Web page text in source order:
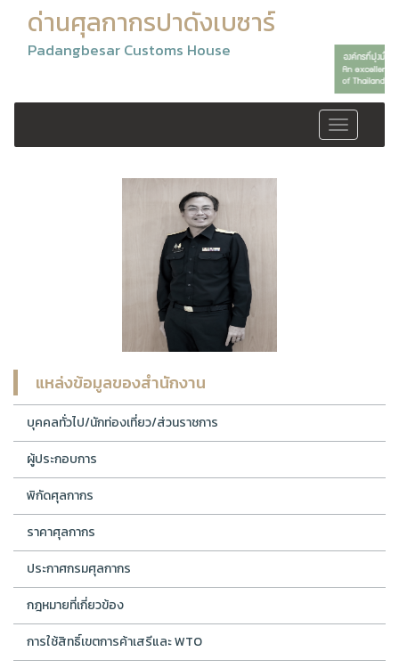
ด่านศุลกากรปาดังเบซาร์
Padangbesar Customs House
Toggle
navigation
แหล่งข้อมูลของสำนักงาน
บุคคลทั่วไป/นักท่องเที่ยว/ส่วนราชการ
ผู้ประกอบการ
พิกัดศุลกากร
ราคาศุลกากร
ประกาศกรมศุลกากร
กฎหมายที่เกี่ยวข้อง
การใช้สิทธิ์เขตการค้าเสรีและ WTO